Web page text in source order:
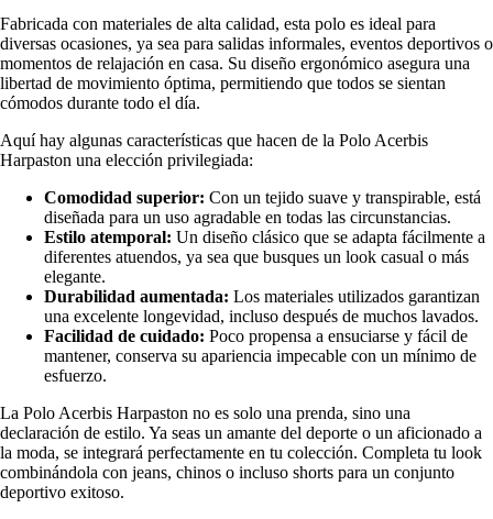
Fabricada con materiales de alta calidad, esta polo es ideal para
diversas ocasiones, ya sea para salidas informales, eventos deportivos o
momentos de relajación en casa. Su diseño ergonómico asegura una
libertad de movimiento óptima, permitiendo que todos se sientan
cómodos durante todo el día.
Aquí hay algunas características que hacen de la Polo Acerbis
Harpaston una elección privilegiada:
Comodidad superior: Con un tejido suave y transpirable, está
diseñada para un uso agradable en todas las circunstancias.
Estilo atemporal: Un diseño clásico que se adapta fácilmente a
diferentes atuendos, ya sea que busques un look casual o más
elegante.
Durabilidad aumentada: Los materiales utilizados garantizan
una excelente longevidad, incluso después de muchos lavados.
Facilidad de cuidado: Poco propensa a ensuciarse y fácil de
mantener, conserva su apariencia impecable con un mínimo de
esfuerzo.
La Polo Acerbis Harpaston no es solo una prenda, sino una
declaración de estilo. Ya seas un amante del deporte o un aficionado a
la moda, se integrará perfectamente en tu colección. Completa tu look
combinándola con jeans, chinos o incluso shorts para un conjunto
deportivo exitoso.